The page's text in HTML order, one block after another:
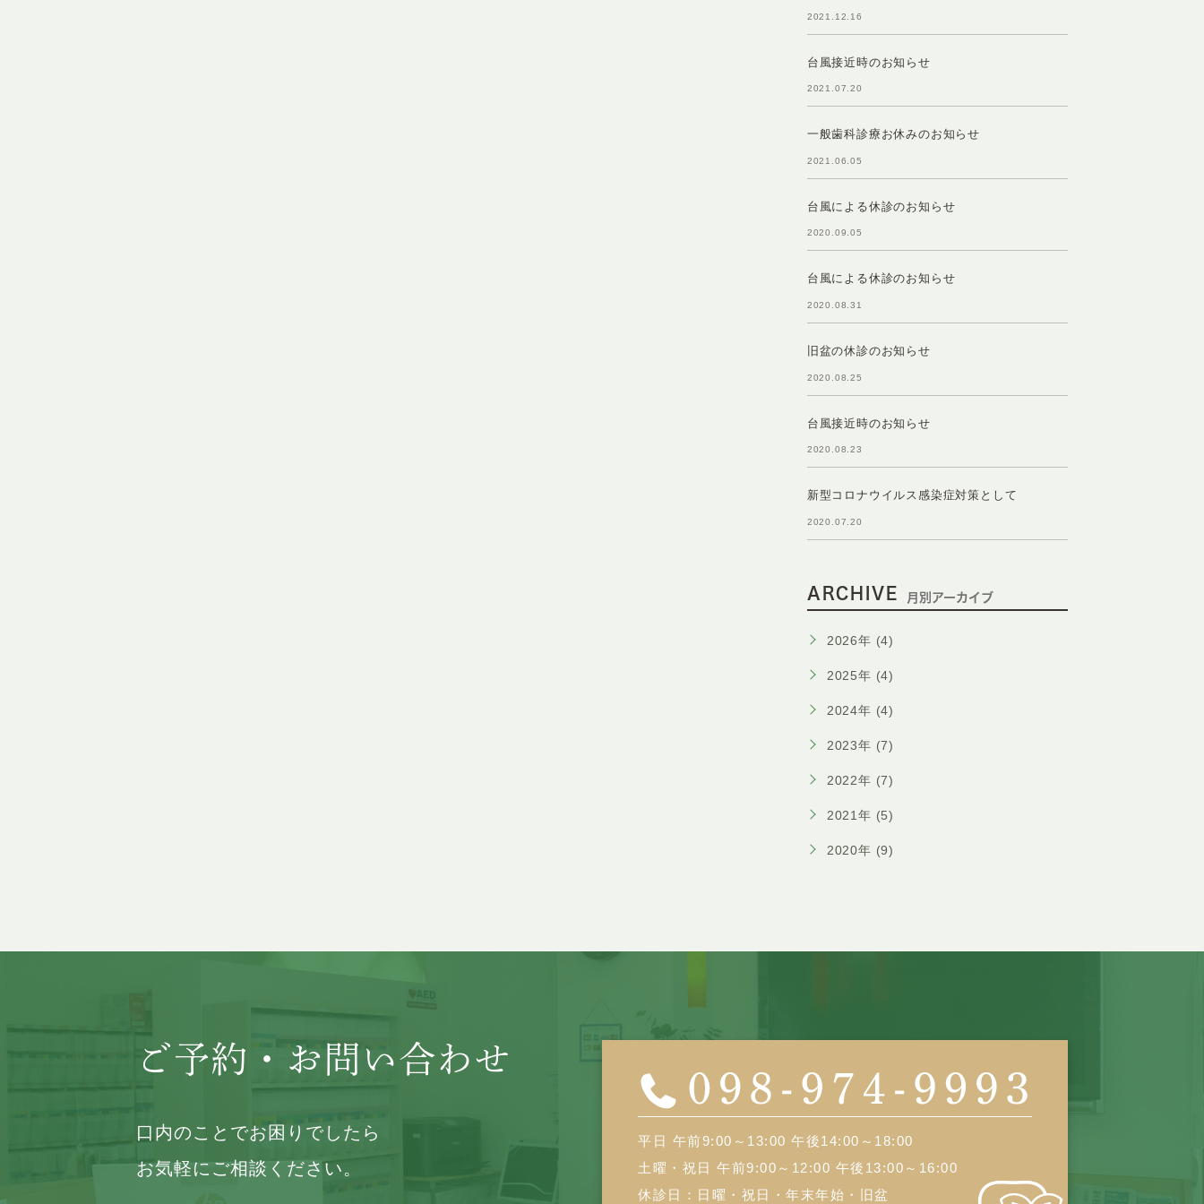
2021.12.16
台風接近時のお知らせ
2021.07.20
一般歯科診療お休みのお知らせ
2021.06.05
台風による休診のお知らせ
2020.09.05
台風による休診のお知らせ
2020.08.31
旧盆の休診のお知らせ
2020.08.25
台風接近時のお知らせ
2020.08.23
新型コロナウイルス感染症対策として
2020.07.20
ARCHIVE 月別アーカイブ
2026年 (4)
2025年 (4)
2024年 (4)
2023年 (7)
2022年 (7)
2021年 (5)
2020年 (9)
ご予約・お問い合わせ
口内のことでお困りでしたら
お気軽にご相談ください。
平日 午前9:00～13:00 午後14:00～18:00
土曜・祝日 午前9:00～12:00 午後13:00～16:00
休診日：日曜・祝日・年末年始・旧盆